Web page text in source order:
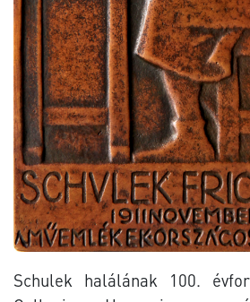
Schulek halálának 100.